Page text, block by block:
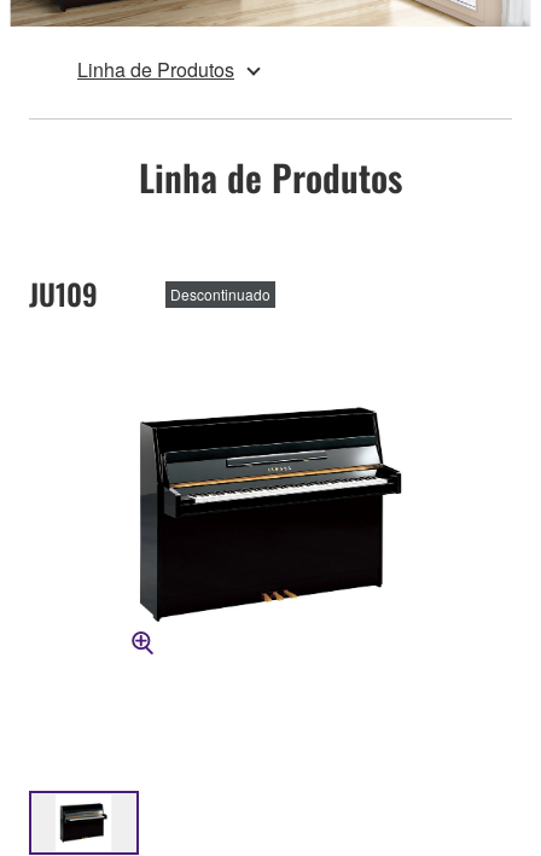
Linha de Produtos
Linha de Produtos
JU109 Descontinuado